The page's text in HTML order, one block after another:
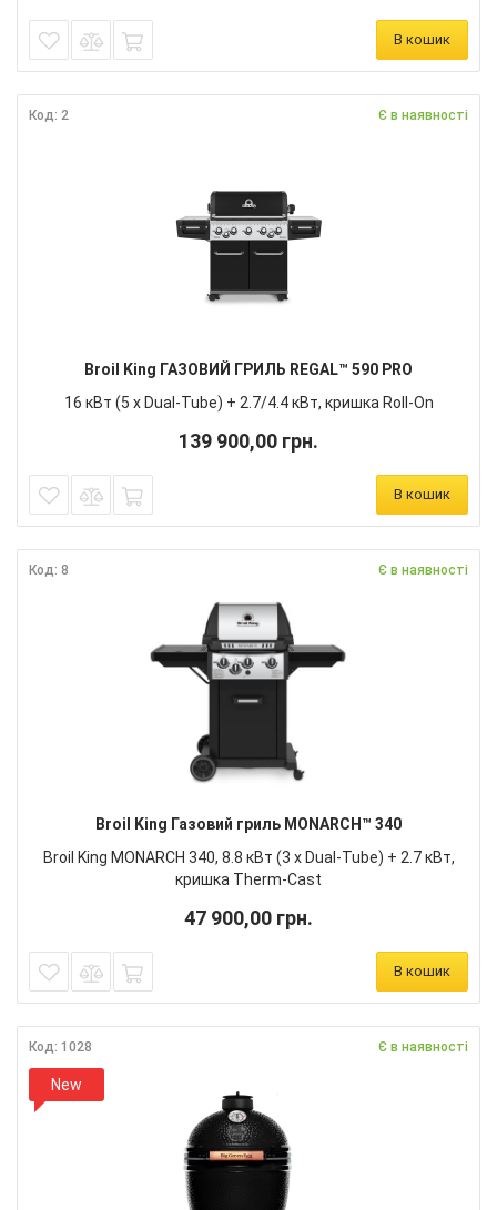
В кошик
Код: 2 Є в наявності
Broil King ГАЗОВИЙ ГРИЛЬ REGAL™ 590 PRO
16 кВт (5 х Dual-Tube) + 2.7/4.4 кВт, кришка Roll-On
139 900,00 грн.
В кошик
Код: 8 Є в наявності
Broil King Газовий гриль MONARCH™ 340
Broil King MONARCH 340, 8.8 кВт (3 х Dual-Tube) + 2.7 кВт,
кришка Therm-Cast
47 900,00 грн.
В кошик
Код: 1028 Є в наявності
New